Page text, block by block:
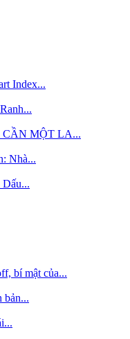
Index...
MỘT LA...
Nhà...
bí mật của...
bản...